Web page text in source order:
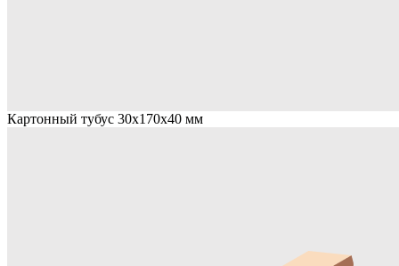
Картонный тубус 30х170х40 мм